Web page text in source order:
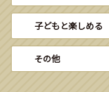
子どもと楽しめる
その他